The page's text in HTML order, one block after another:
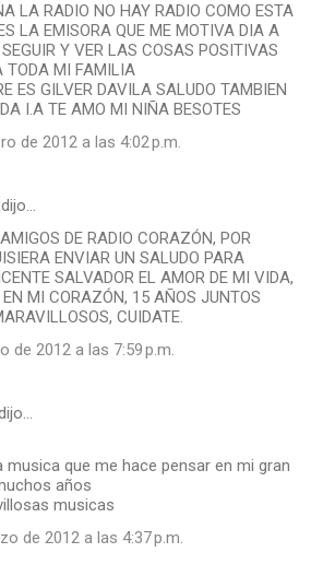
LA RADIO NO HAY RADIO COMO ESTA
LA EMISORA QUE ME MOTIVA DIA A
Y VER LAS COSAS POSITIVAS
TODA MI FAMILIA
ES GILVER DAVILA SALUDO TAMBIEN
I.A TE AMO MI NIÑA BESOTES
de 2012 a las 4:02 p.m.
DE RADIO CORAZÓN, POR
ENVIAR UN SALUDO PARA
SALVADOR EL AMOR DE MI VIDA,
MI CORAZÓN, 15 AÑOS JUNTOS
CUIDATE.
de 2012 a las 7:59 p.m.
musica que me hace pensar en mi gran
años
musicas
de 2012 a las 4:37 p.m.